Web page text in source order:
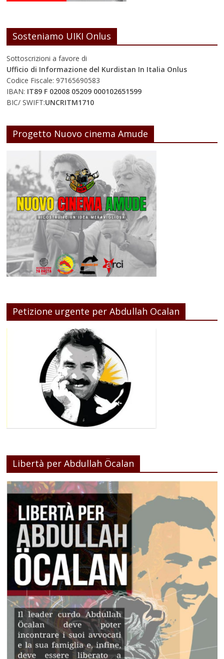
Sosteniamo UIKI Onlus
Sottoscrizioni a favore di
Ufficio di Informazione del Kurdistan In Italia Onlus
Codice Fiscale: 97165690583
IBAN: IT89 F 02008 05209 000102651599
BIC/ SWIFT:UNCRITM1710
Progetto Nuovo cinema Amude
Petizione urgente per Abdullah Ocalan
Libertà per Abdullah Öcalan